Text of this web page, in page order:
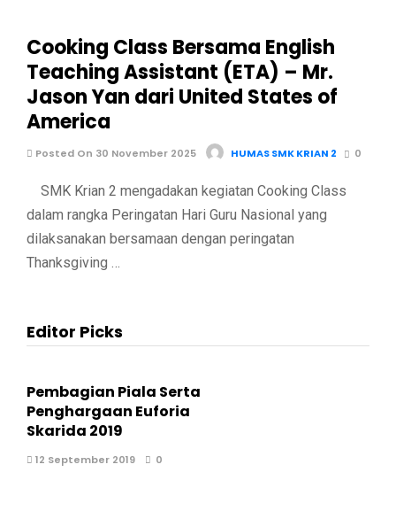
Cooking Class Bersama English
Teaching Assistant (ETA) – Mr.
Jason Yan dari United States of
America
Posted On 30 November 2025 HUMAS SMK KRIAN 2 0
SMK Krian 2 mengadakan kegiatan Cooking Class
dalam rangka Peringatan Hari Guru Nasional yang
dilaksanakan bersamaan dengan peringatan
Thanksgiving …
Editor Picks
Pembagian Piala Serta
Penghargaan Euforia
Skarida 2019
12 September 2019 0